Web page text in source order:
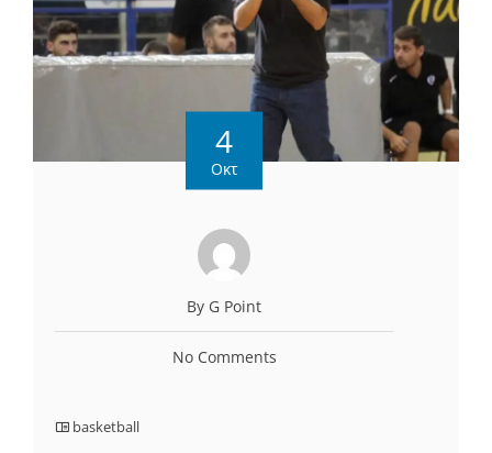
4
Οκτ
By G Point
No Comments
basketball